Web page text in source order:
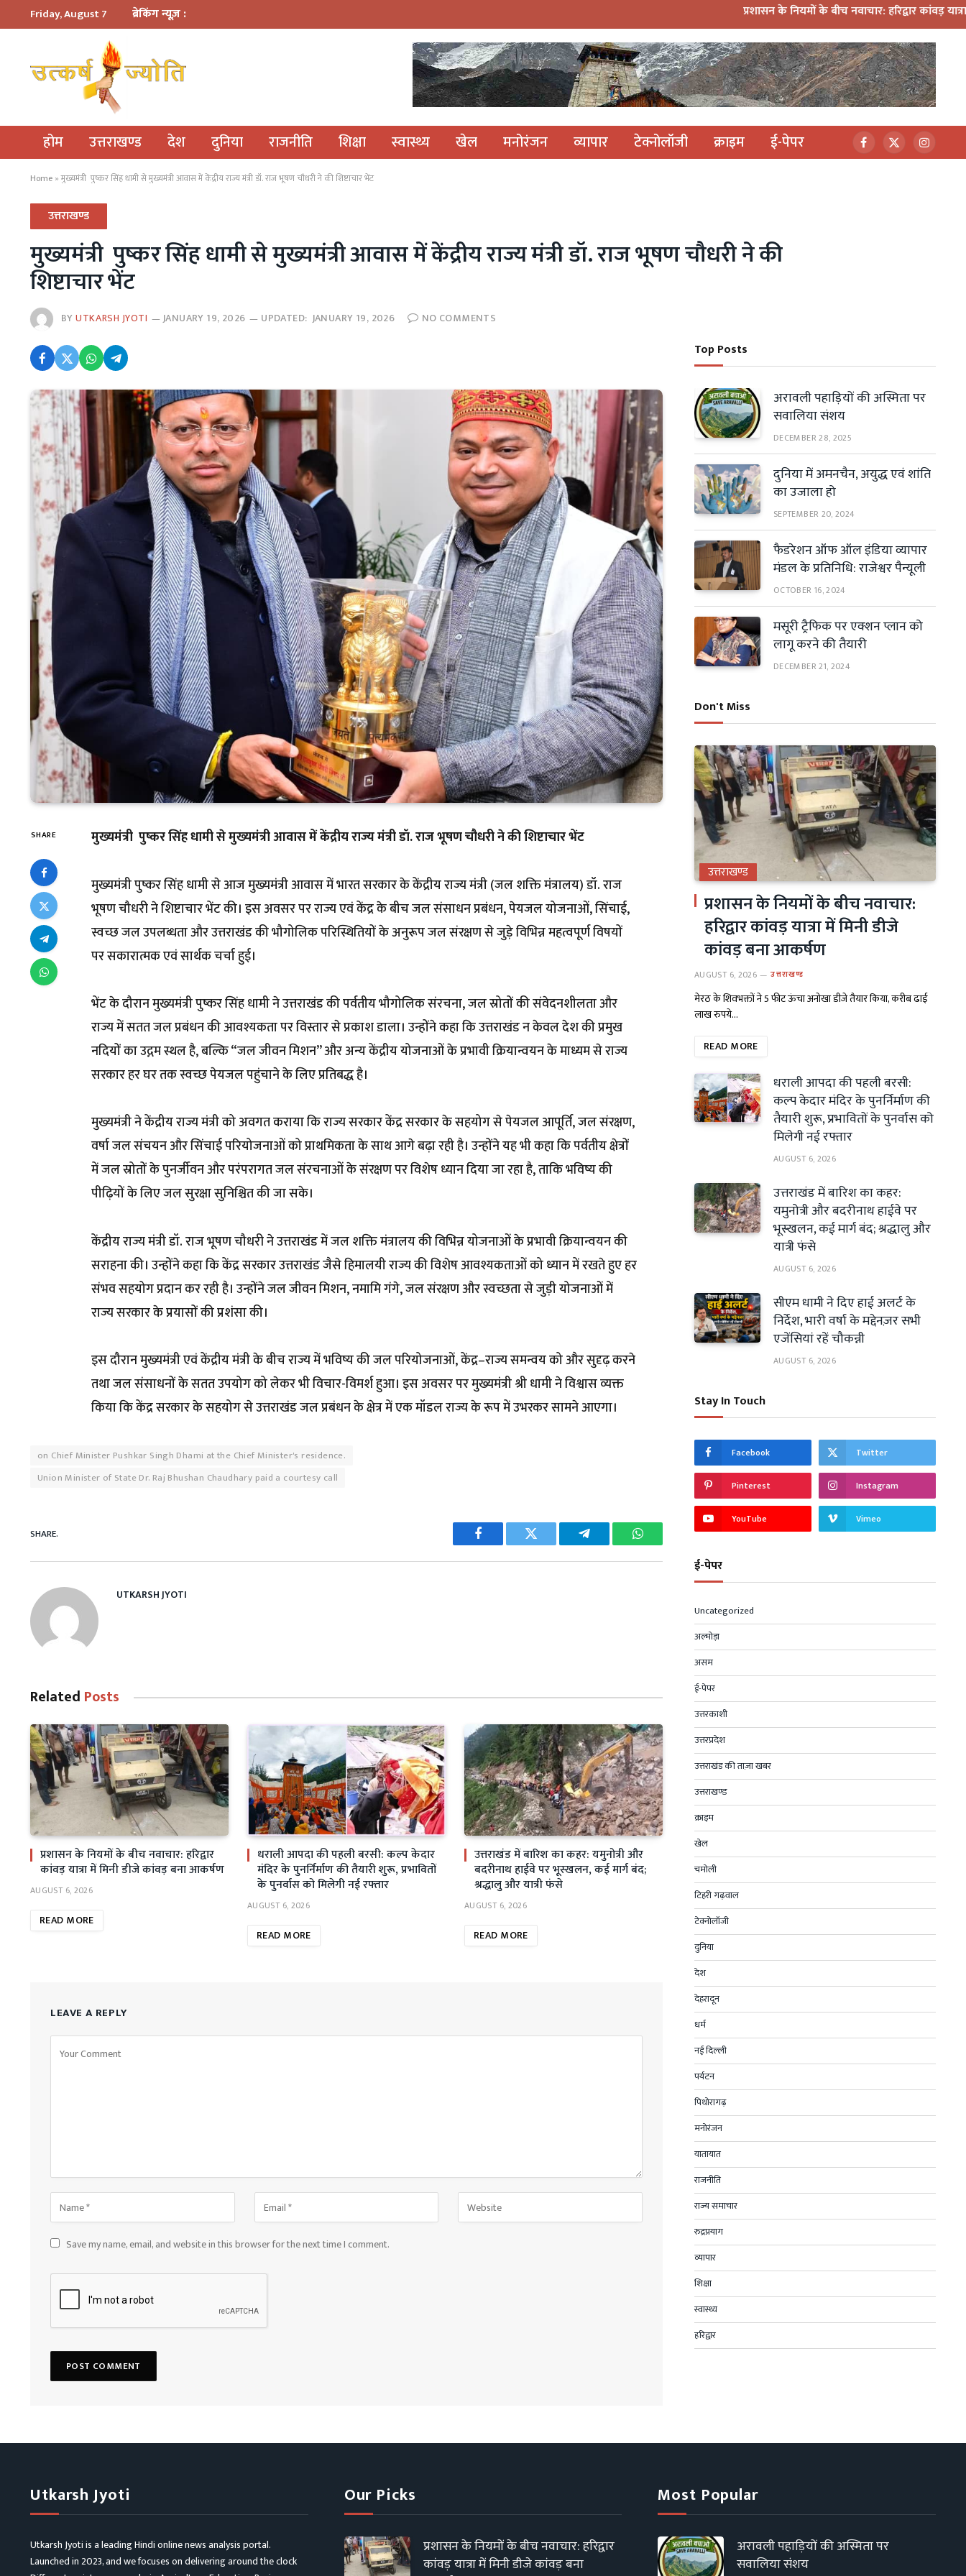
Friday, August 7 ब्रेकिंग न्यूज़ : प्रशासन के नियमों के बीच नवाचार: हरिद्वार कांवड़ यात्रा में मिनी डीजे
होम उत्तराखण्ड देश दुनिया राजनीति शिक्षा स्वास्थ्य खेल मनोरंजन व्यापार टेक्नोलॉजी क्राइम ई-पेपर Facebook
X
(Twitter)
Home »मुख्यमंत्री पुष्कर सिंह धामी से मुख्यमंत्री आवास में केंद्रीय राज्य मंत्री डॉ. राज भूषण चौधरी ने की शिष्टाचार भेंट
उत्तराखण्ड
मुख्यमंत्री पुष्कर सिंह धामी से मुख्यमंत्री आवास में केंद्रीय राज्य मंत्री डॉ. राज भूषण चौधरी ने की
शिष्टाचार भेंट
BYUTKARSH JYOTI JANUARY 19, 2026 UPDATED: JANUARY 19, 2026 NO COMMENTS
SHARE मुख्यमंत्री पुष्कर सिंह धामी से मुख्यमंत्री आवास में केंद्रीय राज्य मंत्री डॉ. राज भूषण चौधरी ने की शिष्टाचार भेंट
मुख्यमंत्री पुष्कर सिंह धामी से आज मुख्यमंत्री आवास में भारत सरकार के केंद्रीय राज्य मंत्री (जल शक्ति मंत्रालय) डॉ. राज
भूषण चौधरी ने शिष्टाचार भेंट की। इस अवसर पर राज्य एवं केंद्र के बीच जल संसाधन प्रबंधन, पेयजल योजनाओं, सिंचाई,
स्वच्छ जल उपलब्धता और उत्तराखंड की भौगोलिक परिस्थितियों के अनुरूप जल संरक्षण से जुड़े विभिन्न महत्वपूर्ण विषयों
पर सकारात्मक एवं सार्थक चर्चा हुई।
भेंट के दौरान मुख्यमंत्री पुष्कर सिंह धामी ने उत्तराखंड की पर्वतीय भौगोलिक संरचना, जल स्रोतों की संवेदनशीलता और
राज्य में सतत जल प्रबंधन की आवश्यकता पर विस्तार से प्रकाश डाला। उन्होंने कहा कि उत्तराखंड न केवल देश की प्रमुख
नदियों का उद्गम स्थल है, बल्कि “जल जीवन मिशन” और अन्य केंद्रीय योजनाओं के प्रभावी क्रियान्वयन के माध्यम से राज्य
सरकार हर घर तक स्वच्छ पेयजल पहुंचाने के लिए प्रतिबद्ध है।
मुख्यमंत्री ने केंद्रीय राज्य मंत्री को अवगत कराया कि राज्य सरकार केंद्र सरकार के सहयोग से पेयजल आपूर्ति, जल संरक्षण,
वर्षा जल संचयन और सिंचाई परियोजनाओं को प्राथमिकता के साथ आगे बढ़ा रही है। उन्होंने यह भी कहा कि पर्वतीय क्षेत्रों
में जल स्रोतों के पुनर्जीवन और परंपरागत जल संरचनाओं के संरक्षण पर विशेष ध्यान दिया जा रहा है, ताकि भविष्य की
पीढ़ियों के लिए जल सुरक्षा सुनिश्चित की जा सके।
केंद्रीय राज्य मंत्री डॉ. राज भूषण चौधरी ने उत्तराखंड में जल शक्ति मंत्रालय की विभिन्न योजनाओं के प्रभावी क्रियान्वयन की
सराहना की। उन्होंने कहा कि केंद्र सरकार उत्तराखंड जैसे हिमालयी राज्य की विशेष आवश्यकताओं को ध्यान में रखते हुए हर
संभव सहयोग प्रदान कर रही है। उन्होंने जल जीवन मिशन, नमामि गंगे, जल संरक्षण और स्वच्छता से जुड़ी योजनाओं में
राज्य सरकार के प्रयासों की प्रशंसा की।
इस दौरान मुख्यमंत्री एवं केंद्रीय मंत्री के बीच राज्य में भविष्य की जल परियोजनाओं, केंद्र–राज्य समन्वय को और सुदृढ़ करने
तथा जल संसाधनों के सतत उपयोग को लेकर भी विचार-विमर्श हुआ। इस अवसर पर मुख्यमंत्री श्री धामी ने विश्वास व्यक्त
किया कि केंद्र सरकार के सहयोग से उत्तराखंड जल प्रबंधन के क्षेत्र में एक मॉडल राज्य के रूप में उभरकर सामने आएगा।
on Chief Minister Pushkar Singh Dhami at the Chief Minister's residence.
Union Minister of State Dr. Raj Bhushan Chaudhary paid a courtesy call
SHARE.
Facebook Twitter Telegram WhatsApp
UTKARSH JYOTI
Related Posts
प्रशासन के नियमों के बीच नवाचार: हरिद्वार
कांवड़ यात्रा में मिनी डीजे कांवड़ बना आकर्षण
AUGUST 6, 2026
READ MORE
धराली आपदा की पहली बरसी: कल्प केदार
मंदिर के पुनर्निर्माण की तैयारी शुरू, प्रभावितों
के पुनर्वास को मिलेगी नई रफ्तार
AUGUST 6, 2026
READ MORE
उत्तराखंड में बारिश का कहर: यमुनोत्री और
बदरीनाथ हाईवे पर भूस्खलन, कई मार्ग बंद;
श्रद्धालु और यात्री फंसे
AUGUST 6, 2026
READ MORE
LEAVE A REPLY
Save my name, email, and website in this browser for the next time I comment.
Top Posts
अरावली पहाड़ियों की अस्मिता पर
सवालिया संशय
DECEMBER 28, 2025
दुनिया में अमनचैन, अयुद्ध एवं शांति
का उजाला हो
SEPTEMBER 20, 2024
फैडरेशन ऑफ ऑल इंडिया व्यापार
मंडल के प्रतिनिधि: राजेश्वर पैन्यूली
OCTOBER 16, 2024
मसूरी ट्रैफिक पर एक्शन प्लान को
लागू करने की तैयारी
DECEMBER 21, 2024
Don't Miss
उत्तराखण्ड
प्रशासन के नियमों के बीच नवाचार:
हरिद्वार कांवड़ यात्रा में मिनी डीजे
कांवड़ बना आकर्षण
AUGUST 6, 2026 उत्तराखण्ड
मेरठ के शिवभक्तों ने 5 फीट ऊंचा अनोखा डीजे तैयार किया, करीब ढाई
लाख रुपये…
READ MORE
धराली आपदा की पहली बरसी:
कल्प केदार मंदिर के पुनर्निर्माण की
तैयारी शुरू, प्रभावितों के पुनर्वास को
मिलेगी नई रफ्तार
AUGUST 6, 2026
उत्तराखंड में बारिश का कहर:
यमुनोत्री और बदरीनाथ हाईवे पर
भूस्खलन, कई मार्ग बंद; श्रद्धालु और
यात्री फंसे
AUGUST 6, 2026
सीएम धामी ने दिए हाई अलर्ट के
निर्देश, भारी वर्षा के मद्देनज़र सभी
एजेंसियां रहें चौकन्नी
AUGUST 6, 2026
Stay In Touch
Facebook Twitter
Pinterest Instagram
YouTube Vimeo
ई-पेपर
Uncategorized
अल्मोड़ा
असम
ई-पेपर
उत्तरकाशी
उत्तरप्रदेश
उत्तराखंड की ताज़ा खबर
उत्तराखण्ड
क्राइम
खेल
चमोली
टिहरी गढ़वाल
टेक्नोलॉजी
दुनिया
देश
देहरादून
धर्म
नई दिल्ली
पर्यटन
पिथोरागढ़
मनोरंजन
यातायात
राजनीति
राज्य समाचार
रुद्रप्रयाग
व्यापार
शिक्षा
स्वास्थ्य
हरिद्वार
Utkarsh Jyoti
Utkarsh Jyoti is a leading Hindi online news analysis portal.
Launched in 2023, and we focuses on delivering around the clock
Our Picks
प्रशासन के नियमों के बीच नवाचार: हरिद्वार
कांवड़ यात्रा में मिनी डीजे कांवड़ बना
Most Popular
अरावली पहाड़ियों की अस्मिता पर
सवालिया संशय